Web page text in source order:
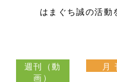
はまぐち誠の活動
週刊（動
画）
月